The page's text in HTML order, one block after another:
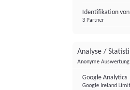
Identifikation
3 Partner
Analyse /
Anonyme
Google Analytics
Google Ireland